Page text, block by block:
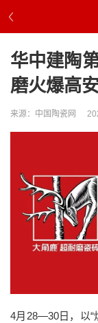
华中建陶
磨火爆高
来源：中国陶瓷网
4月28—30日，以“